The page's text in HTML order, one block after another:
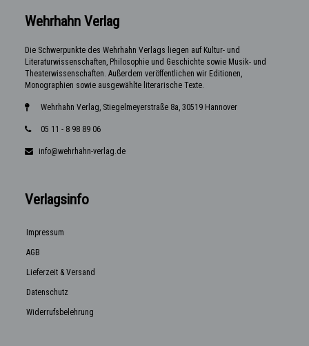
Wehrhahn Verlag
Die Schwerpunkte des Wehrhahn Verlags liegen auf Kultur- und
Literaturwissenschaften, Philosophie und Geschichte sowie Musik- und
Theaterwissenschaften. Außerdem veröffentlichen wir Editionen,
Monographien sowie ausgewählte literarische Texte.
Wehrhahn Verlag, Stiegelmeyerstraße 8a, 30519 Hannover
05 11 - 8 98 89 06
info@wehrhahn-verlag.de
Verlagsinfo
Impressum
AGB
Lieferzeit & Versand
Datenschutz
Widerrufsbelehrung